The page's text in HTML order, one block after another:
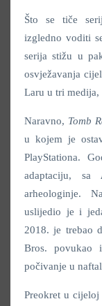
Što se tiče
izgledno voditi
serija stižu u
osvježavanja
Laru u tri medija,
Naravno, Tomb
u kojem je
PlayStationa.
adaptaciju, sa
arheologinje.
uslijedio je i
2018. je trebao
Bros. povukao
počivanje u
Preokret u